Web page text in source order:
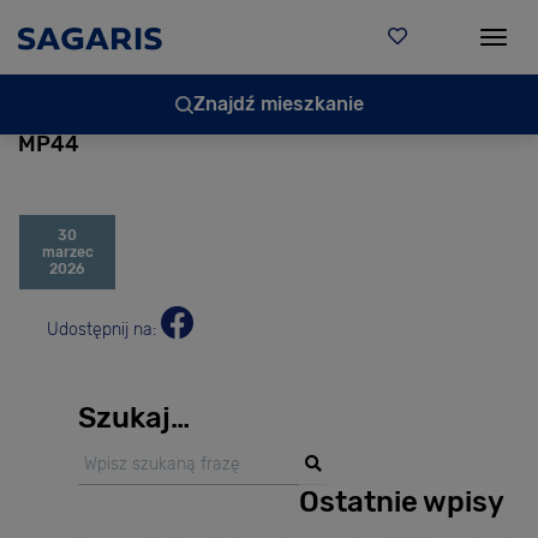
Znajdź mieszkanie
MP44
30
marzec
2026
Udostępnij na:
Szukaj…
Ostatnie wpisy